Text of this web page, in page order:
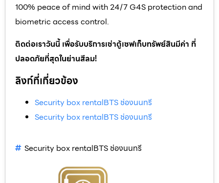
100% peace of mind with 24/7 G4S protection and
biometric access control.
ติดต่อเราวันนี้ เพื่อรับบริการเช่าตู้เซฟเก็บทรัพย์สินมีค่า ที่
ปลอดภัยที่สุดในย่านสีลม!
ลิงก์ที่เกี่ยวข้อง
Security box rentalBTS ช่องนนทรี
Security box rentalBTS ช่องนนทรี
Security box rentalBTS ช่องนนทรี